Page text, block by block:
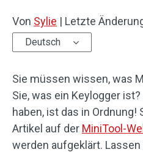
Von Sylie | Letzte
Deutsch
Sie müssen wissen, was
Sie, was ein Keylogger
haben, ist das in
Artikel auf der MiniTool-
werden aufgeklärt.